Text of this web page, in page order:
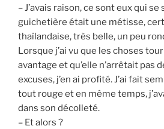
– J’avais raison, ce sont eux qui
guichetière était une métisse,
thaïlandaise, très belle, un peu
Lorsque j’ai vu que les choses
avantage et qu’elle n’arrêtait pas
excuses, j’en ai profité. J’ai fait
tout rouge et en même temps,
dans son décolleté.
– Et alors ?